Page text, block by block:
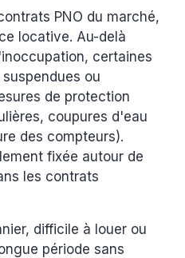
PNO du marché,
locative. Au-delà
certaines
ou
de protection
coupures d'eau
des compteurs).
fixée autour de
les contrats
difficile à louer ou
période sans